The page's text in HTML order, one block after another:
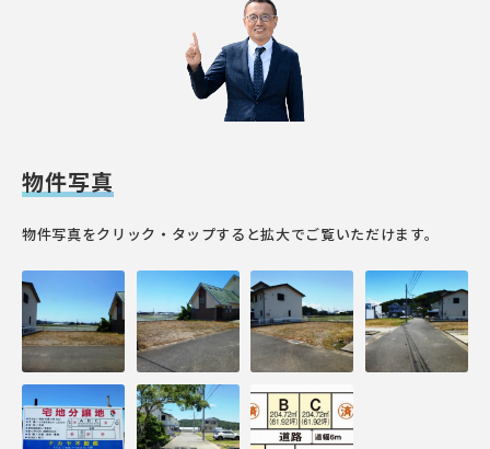
物件写真
物件写真をクリック・タップすると拡大でご覧いただけます。